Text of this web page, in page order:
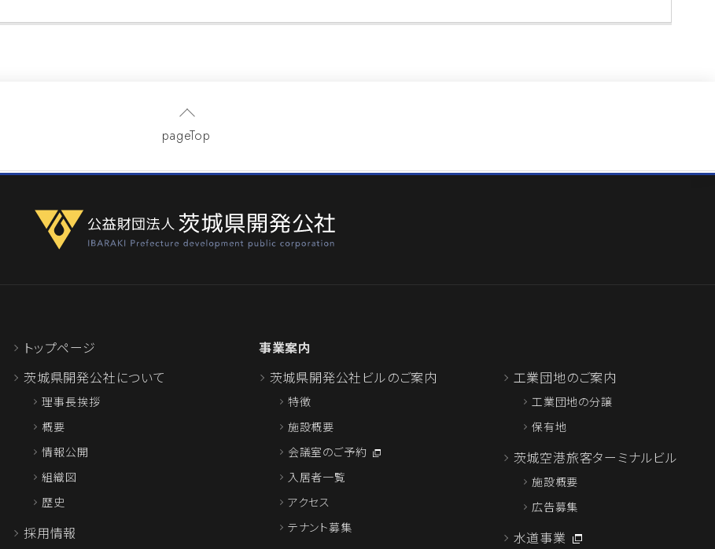
pageTop
トップページ
茨城県開発公社について
理事長挨拶
概要
情報公開
組織図
歴史
採用情報
事業案内
茨城県開発公社ビルのご案内
特徴
施設概要
会議室のご予約
入居者一覧
アクセス
テナント募集
工業団地のご案内
工業団地の分譲
保有地
茨城空港旅客ターミナルビル
施設概要
広告募集
水道事業